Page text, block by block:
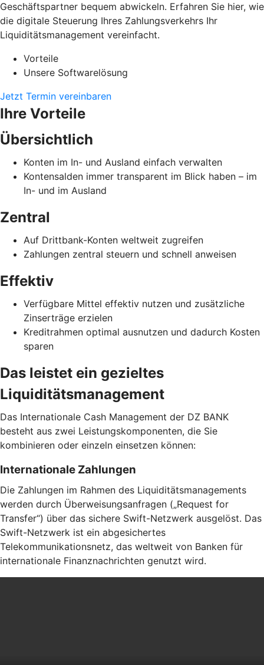
Geschäftspartner bequem abwickeln. Erfahren Sie hier, wie
die digitale Steuerung Ihres Zahlungsverkehrs Ihr
Liquiditätsmanagement vereinfacht.
Vorteile
Unsere Softwarelösung
Jetzt Termin vereinbaren
Ihre Vorteile
Übersichtlich
Konten im In- und Ausland einfach verwalten
Kontensalden immer transparent im Blick haben – im
In- und im Ausland
Zentral
Auf Drittbank-Konten weltweit zugreifen
Zahlungen zentral steuern und schnell anweisen
Effektiv
Verfügbare Mittel effektiv nutzen und zusätzliche
Zinserträge erzielen
Kreditrahmen optimal ausnutzen und dadurch Kosten
sparen
Das leistet ein gezieltes
Liquiditätsmanagement
Das Internationale Cash Management der DZ BANK
besteht aus zwei Leistungskomponenten, die Sie
kombinieren oder einzeln einsetzen können:
Internationale Zahlungen
Die Zahlungen im Rahmen des Liquiditätsmanagements
werden durch Überweisungsanfragen („Request for
Transfer“) über das sichere Swift-Netzwerk ausgelöst. Das
Swift-Netzwerk ist ein abgesichertes
Telekommunikationsnetz, das weltweit von Banken für
internationale Finanznachrichten genutzt wird.